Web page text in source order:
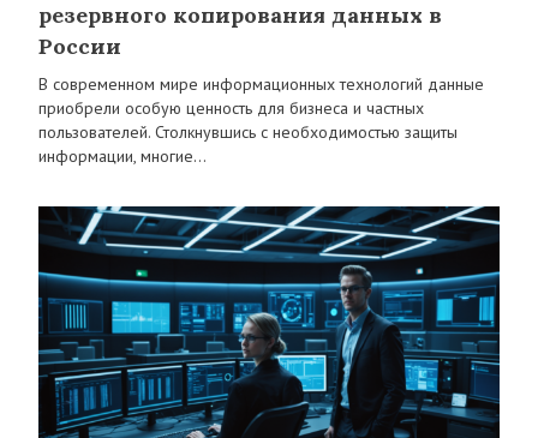
резервного копирования данных в
России
В современном мире информационных технологий данные
приобрели особую ценность для бизнеса и частных
пользователей. Столкнувшись с необходимостью защиты
информации, многие…